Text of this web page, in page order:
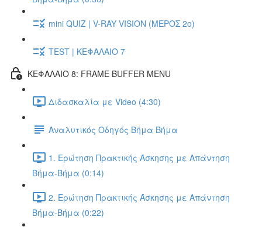
mini QUIZ | V-RAY VISION (ΜΕΡΟΣ 2ο)
TEST | ΚΕΦΑΛΑΙΟ 7
ΚΕΦΑΛΑΙΟ 8: FRAME BUFFER MENU
Διδασκαλία με Video (4:30)
Αναλυτικός Οδηγός Βήμα Βήμα
1. Ερώτηση Πρακτικής Άσκησης με Απάντηση
Βήμα-Βήμα (0:14)
2. Ερώτηση Πρακτικής Άσκησης με Απάντηση
Βήμα-Βήμα (0:22)